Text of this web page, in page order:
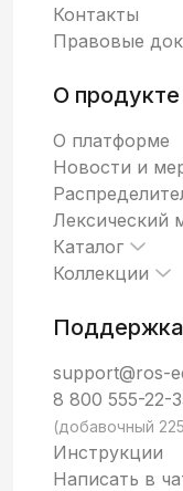
Контакты
Правовые
О продукте
О платформе
Новости и
Лексический
Каталог
Коллекции
Поддержка
support@ros-
8 800 555-22-
(добавочный
Инструкции
Написать в